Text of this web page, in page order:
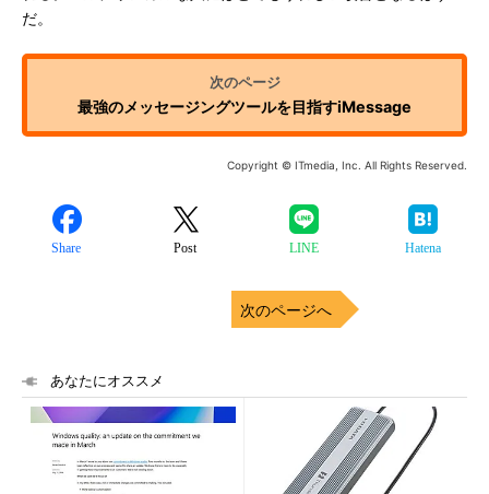
だ。
最強のメッセージングツールを目指すiMessage
Copyright © ITmedia, Inc. All Rights Reserved.
Share Post LINE Hatena
次のページへ
あなたにオススメ